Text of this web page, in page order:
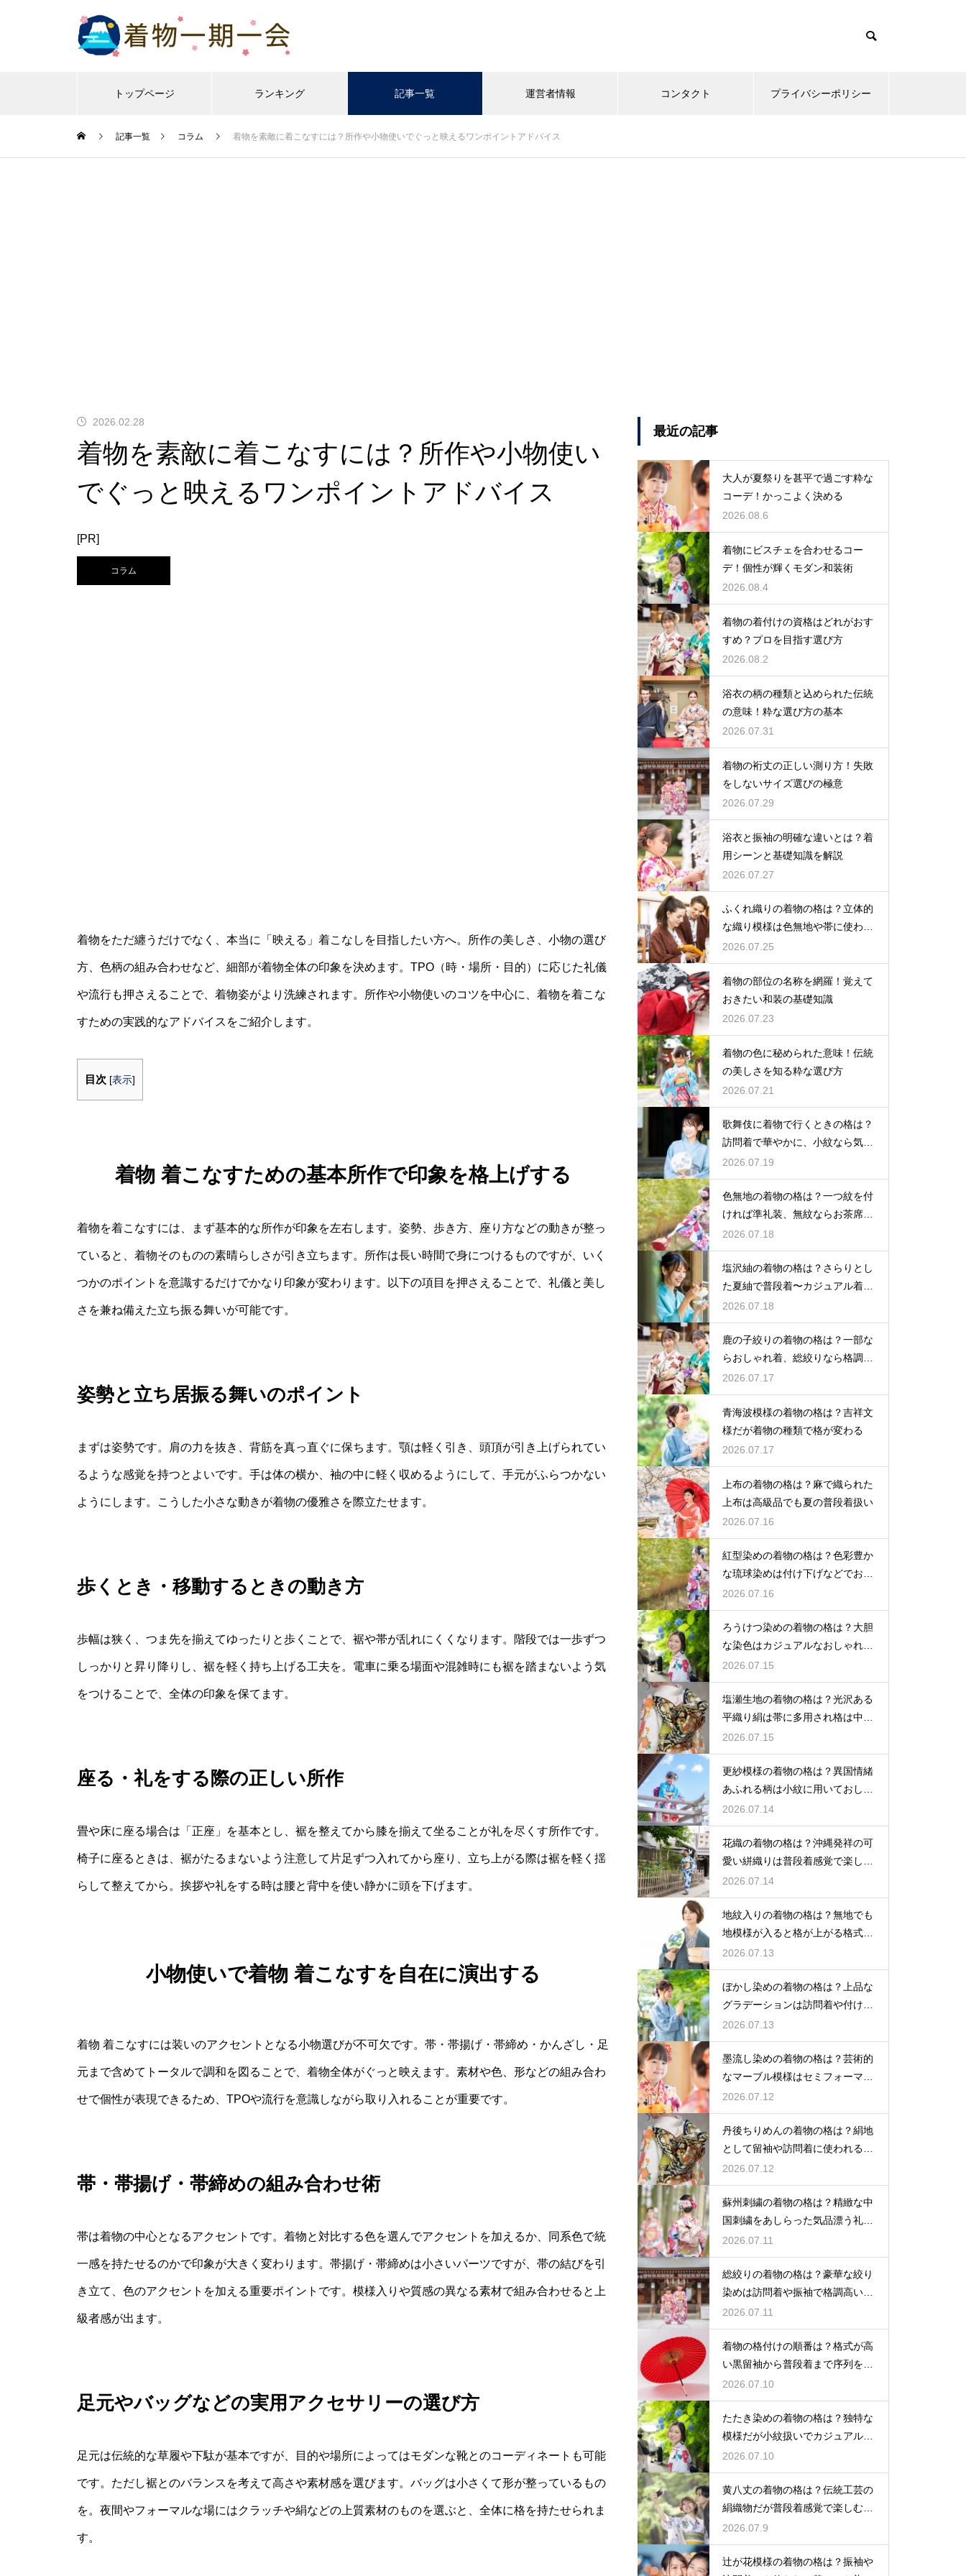
トップページ ランキング 記事一覧 運営者情報 コンタクト プライバシーポリシー
記事一覧 コラム 着物を素敵に着こなすには？所作や小物使いでぐっと映えるワンポイントアドバイス
2026.02.28
着物を素敵に着こなすには？所作や小物使い
でぐっと映えるワンポイントアドバイス
[PR]
コラム
着物をただ纏うだけでなく、本当に「映える」着こなしを目指したい方へ。所作の美しさ、小物の選び
方、色柄の組み合わせなど、細部が着物全体の印象を決めます。TPO（時・場所・目的）に応じた礼儀
や流行も押さえることで、着物姿がより洗練されます。所作や小物使いのコツを中心に、着物を着こな
すための実践的なアドバイスをご紹介します。
目次 [表示]
着物 着こなすための基本所作で印象を格上げする
着物を着こなすには、まず基本的な所作が印象を左右します。姿勢、歩き方、座り方などの動きが整っ
ていると、着物そのものの素晴らしさが引き立ちます。所作は長い時間で身につけるものですが、いく
つかのポイントを意識するだけでかなり印象が変わります。以下の項目を押さえることで、礼儀と美し
さを兼ね備えた立ち振る舞いが可能です。
姿勢と立ち居振る舞いのポイント
まずは姿勢です。肩の力を抜き、背筋を真っ直ぐに保ちます。顎は軽く引き、頭頂が引き上げられてい
るような感覚を持つとよいです。手は体の横か、袖の中に軽く収めるようにして、手元がふらつかない
ようにします。こうした小さな動きが着物の優雅さを際立たせます。
歩くとき・移動するときの動き方
歩幅は狭く、つま先を揃えてゆったりと歩くことで、裾や帯が乱れにくくなります。階段では一歩ずつ
しっかりと昇り降りし、裾を軽く持ち上げる工夫を。電車に乗る場面や混雑時にも裾を踏まないよう気
をつけることで、全体の印象を保てます。
座る・礼をする際の正しい所作
畳や床に座る場合は「正座」を基本とし、裾を整えてから膝を揃えて坐ることが礼を尽くす所作です。
椅子に座るときは、裾がたるまないよう注意して片足ずつ入れてから座り、立ち上がる際は裾を軽く揺
らして整えてから。挨拶や礼をする時は腰と背中を使い静かに頭を下げます。
小物使いで着物 着こなすを自在に演出する
着物 着こなすには装いのアクセントとなる小物選びが不可欠です。帯・帯揚げ・帯締め・かんざし・足
元まで含めてトータルで調和を図ることで、着物全体がぐっと映えます。素材や色、形などの組み合わ
せで個性が表現できるため、TPOや流行を意識しながら取り入れることが重要です。
帯・帯揚げ・帯締めの組み合わせ術
帯は着物の中心となるアクセントです。着物と対比する色を選んでアクセントを加えるか、同系色で統
一感を持たせるのかで印象が大きく変わります。帯揚げ・帯締めは小さいパーツですが、帯の結びを引
き立て、色のアクセントを加える重要ポイントです。模様入りや質感の異なる素材で組み合わせると上
級者感が出ます。
足元やバッグなどの実用アクセサリーの選び方
足元は伝統的な草履や下駄が基本ですが、目的や場所によってはモダンな靴とのコーディネートも可能
です。ただし裾とのバランスを考えて高さや素材感を選びます。バッグは小さくて形が整っているもの
を。夜間やフォーマルな場にはクラッチや絹などの上質素材のものを選ぶと、全体に格を持たせられま
す。
最近の記事
大人が夏祭りを甚平で過ごす粋な
コーデ！かっこよく決める
2026.08.6
着物にビスチェを合わせるコー
デ！個性が輝くモダン和装術
2026.08.4
着物の着付けの資格はどれがおす
すめ？プロを目指す選び方
2026.08.2
浴衣の柄の種類と込められた伝統
の意味！粋な選び方の基本
2026.07.31
着物の裄丈の正しい測り方！失敗
をしないサイズ選びの極意
2026.07.29
浴衣と振袖の明確な違いとは？着
用シーンと基礎知識を解説
2026.07.27
ふくれ織りの着物の格は？立体的
な織り模様は色無地や帯に使われ
格は控えめ
2026.07.25
着物の部位の名称を網羅！覚えて
おきたい和装の基礎知識
2026.07.23
着物の色に秘められた意味！伝統
の美しさを知る粋な選び方
2026.07.21
歌舞伎に着物で行くときの格は？
訪問着で華やかに、小紋なら気軽
な観劇に
2026.07.19
色無地の着物の格は？一つ紋を付
ければ準礼装、無紋ならお茶席向
きの格
2026.07.18
塩沢紬の着物の格は？さらりとし
た夏紬で普段着〜カジュアル着物
として活躍
2026.07.18
鹿の子絞りの着物の格は？一部な
らおしゃれ着、総絞りなら格調高
い晴れ着に
2026.07.17
青海波模様の着物の格は？吉祥文
様だが着物の種類で格が変わる
2026.07.17
上布の着物の格は？麻で織られた
上布は高級品でも夏の普段着扱い
2026.07.16
紅型染めの着物の格は？色彩豊か
な琉球染めは付け下げなどでおし
ゃれ着向き
2026.07.16
ろうけつ染めの着物の格は？大胆
な染色はカジュアルなおしゃれ着
に最適
2026.07.15
塩瀬生地の着物の格は？光沢ある
平織り絹は帯に多用され格は中位
程度
2026.07.15
更紗模様の着物の格は？異国情緒
あふれる柄は小紋に用いておしゃ
れ着向き
2026.07.14
花織の着物の格は？沖縄発祥の可
愛い絣織りは普段着感覚で楽しめ
る
2026.07.14
地紋入りの着物の格は？無地でも
地模様が入ると格が上がる格式を
解説
2026.07.13
ぼかし染めの着物の格は？上品な
グラデーションは訪問着や付け下
げで格調アップ
2026.07.13
墨流し染めの着物の格は？芸術的
なマーブル模様はセミフォーマル
な装いにも映える
2026.07.12
丹後ちりめんの着物の格は？絹地
として留袖や訪問着に使われる高
級素材
2026.07.12
蘇州刺繍の着物の格は？精緻な中
国刺繍をあしらった気品漂う礼装
着
2026.07.11
総絞りの着物の格は？豪華な絞り
染めは訪問着や振袖で格調高い印
象に
2026.07.11
着物の格付けの順番は？格式が高
い黒留袖から普段着まで序列を解
説
2026.07.10
たたき染めの着物の格は？独特な
模様だが小紋扱いでカジュアルに
着こなす
2026.07.10
黄八丈の着物の格は？伝統工芸の
絹織物だが普段着感覚で楽しむお
しゃれ着
2026.07.9
辻が花模様の着物の格は？振袖や